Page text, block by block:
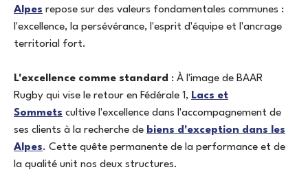
Alpes repose sur des valeurs fondamentales communes :
l'excellence, la persévérance, l'esprit d'équipe et l'ancrage
territorial fort.
L'excellence comme standard : À l'image de BAAR
Rugby qui vise le retour en Fédérale 1, Lacs et
Sommets cultive l'excellence dans l'accompagnement de
ses clients à la recherche de biens d'exception dans les
Alpes. Cette quête permanente de la performance et de
la qualité unit nos deux structures.